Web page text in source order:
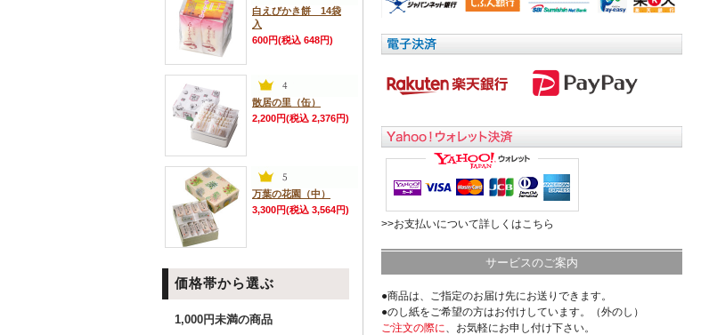
白えびかき餅 14袋
入
600円(税込 648円)
散居の里（缶）
2,200円(税込 2,376円)
万葉の花園（中）
3,300円(税込 3,564円)
価格帯から選ぶ
1,000円未満の商品
>>お支払いについて詳しくはこちら
サービスのご案内
●商品は、ご指定のお届け先にお送りできます。
●のし紙をご希望の方はお付けしています。（外のし）
ご注文の際に、お気軽にお申し付け下さい。